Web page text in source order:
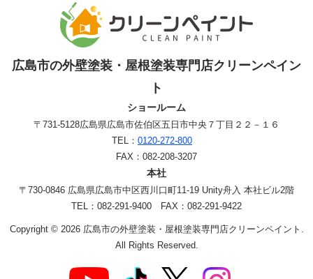
広島市の外壁塗装・屋根塗装専門店クリーンペイン
ト
ショールーム
〒731-5128広島県広島市佐伯区五日市中央７丁目２２－１６
TEL： 0120-272-800
FAX：082-208-3207
本社
〒730-0846 広島県広島市中区西川口町11-19 Unity舟入 本社ビル2階
TEL：082-291-9400 FAX：082-291-9422
Copyright © 2026 広島市の外壁塗装・屋根塗装専門店クリーンペイント.
All Rights Reserved.